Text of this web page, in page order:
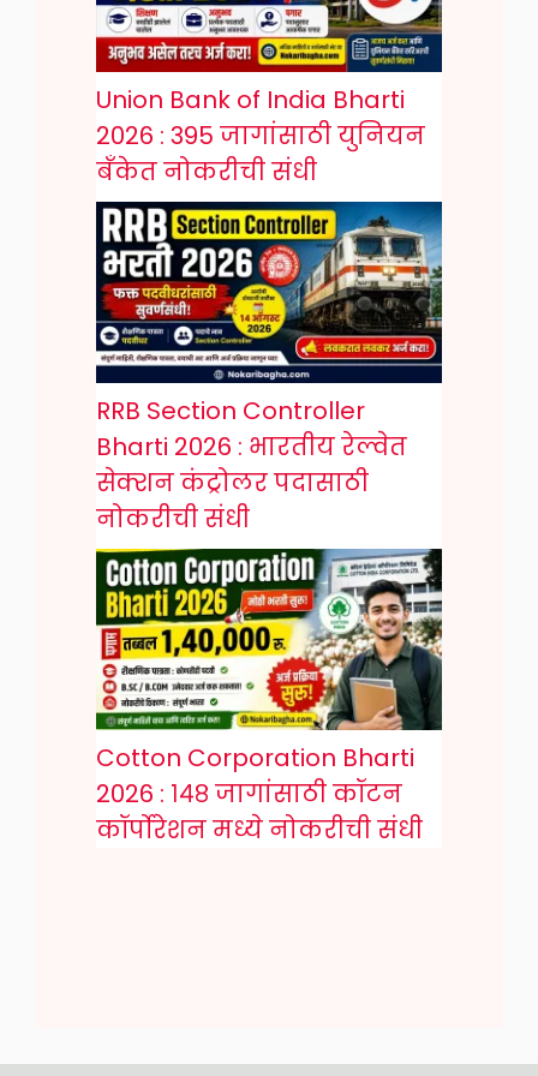
Union Bank of India Bharti
2026 : 395 जागांसाठी युनियन
बँकेत नोकरीची संधी
RRB Section Controller
Bharti 2026 : भारतीय रेल्वेत
सेक्शन कंट्रोलर पदासाठी
नोकरीची संधी
Cotton Corporation Bharti
2026 : १४८ जागांसाठी कॉटन
कॉर्पोरेशन मध्ये नोकरीची संधी